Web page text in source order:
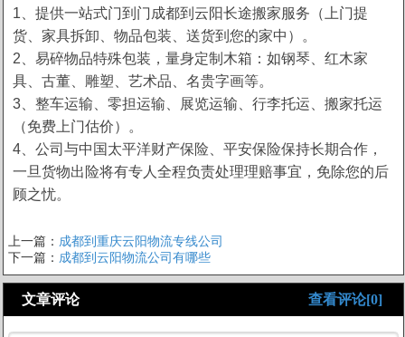
1、提供一站式门到门成都到云阳长途搬家服务（上门提
货、家具拆卸、物品包装、送货到您的家中）。
2、易碎物品特殊包装，量身定制木箱：如钢琴、红木家
具、古董、雕塑、艺术品、名贵字画等。
3、整车运输、零担运输、展览运输、行李托运、搬家托运
（免费上门估价）。
4、公司与中国太平洋财产保险、平安保险保持长期合作，
一旦货物出险将有专人全程负责处理理赔事宜，免除您的后
顾之忧。
上一篇： 成都到重庆云阳物流专线公司
下一篇： 成都到云阳物流公司有哪些
查看评论[0]
文章评论